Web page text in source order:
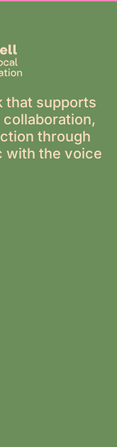
that supports
through
with the voice